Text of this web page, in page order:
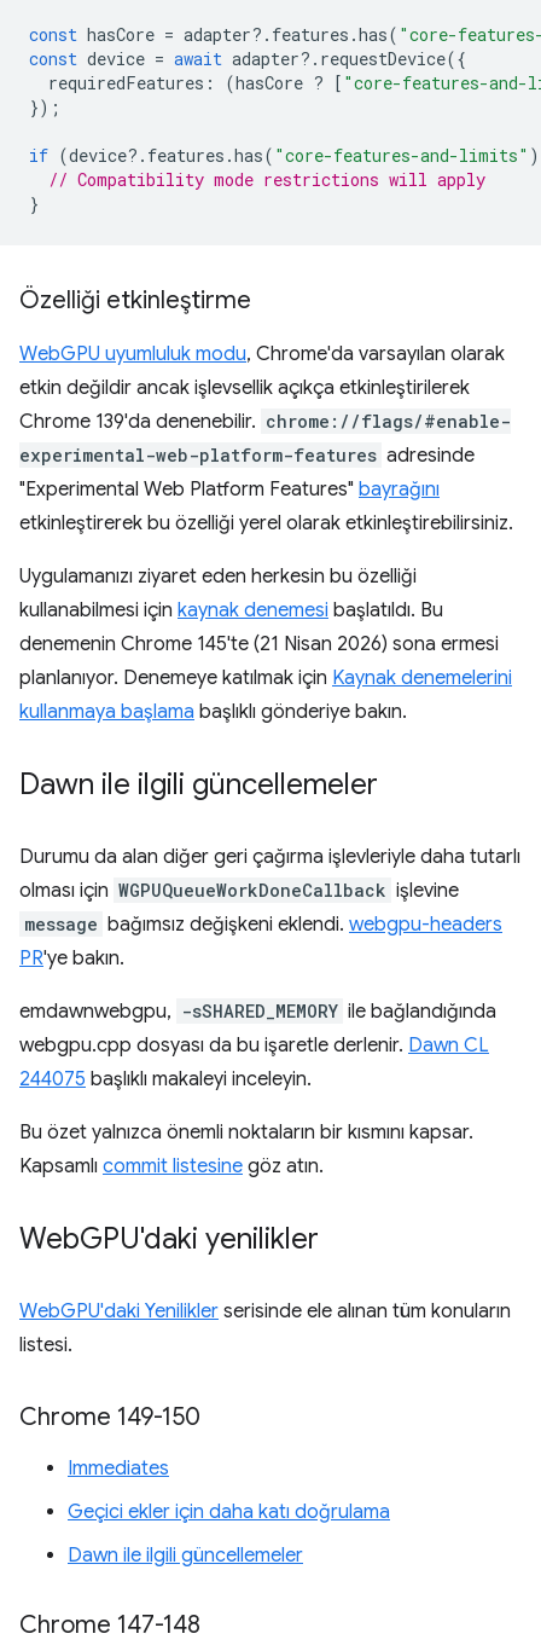
const hasCore = adapter? . features .has( "core-
const device = await adapter? . requestDevice({
requiredFeatures : (hasCore ? [ "core-features-
});
if (device? . features .has( "core-features-and-limits"
// Compatibility mode restrictions will apply
}
Özelliği etkinleştirme
WebGPU uyumluluk modu, Chrome'da varsayılan olarak
etkin değildir ancak işlevsellik açıkça etkinleştirilerek
Chrome 139'da denenebilir. chrome://flags/#enable-
experimental-web-platform-features adresinde
"Experimental Web Platform Features" bayrağını
etkinleştirerek bu özelliği yerel olarak etkinleştirebilirsiniz.
Uygulamanızı ziyaret eden herkesin bu özelliği
kullanabilmesi için kaynak denemesi başlatıldı. Bu
denemenin Chrome 145'te (21 Nisan 2026) sona ermesi
planlanıyor. Denemeye katılmak için Kaynak denemelerini
kullanmaya başlama başlıklı gönderiye bakın.
Dawn ile ilgili güncellemeler
Durumu da alan diğer geri çağırma işlevleriyle daha tutarlı
olması için WGPUQueueWorkDoneCallback işlevine
message bağımsız değişkeni eklendi. webgpu-headers
PR'ye bakın.
emdawnwebgpu, -sSHARED_MEMORY ile bağlandığında
webgpu.cpp dosyası da bu işaretle derlenir. Dawn CL
244075 başlıklı makaleyi inceleyin.
Bu özet yalnızca önemli noktaların bir kısmını kapsar.
Kapsamlı commit listesine göz atın.
WebGPU'daki yenilikler
WebGPU'daki Yenilikler serisinde ele alınan tüm konuların
listesi.
Chrome 149-150
Immediates
Geçici ekler için daha katı doğrulama
Dawn ile ilgili güncellemeler
Chrome 147-148